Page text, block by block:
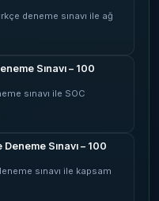
deneme sınavı ile ağ
Sınavı – 100
sınavı ile SOC
Sınavı – 100
sınavı ile kapsam